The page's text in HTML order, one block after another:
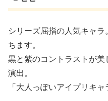
シリーズ屈指の人気キャ
ちます。
黒と紫のコントラストが
演出。
「大人っぽいアイプリキ